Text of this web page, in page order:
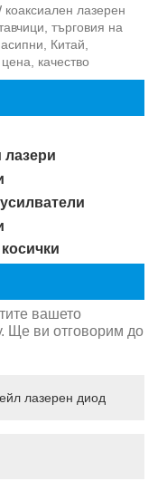
лазерен
търговия на
Китай,
качество
лазери
вашето
Ще ви отговорим до